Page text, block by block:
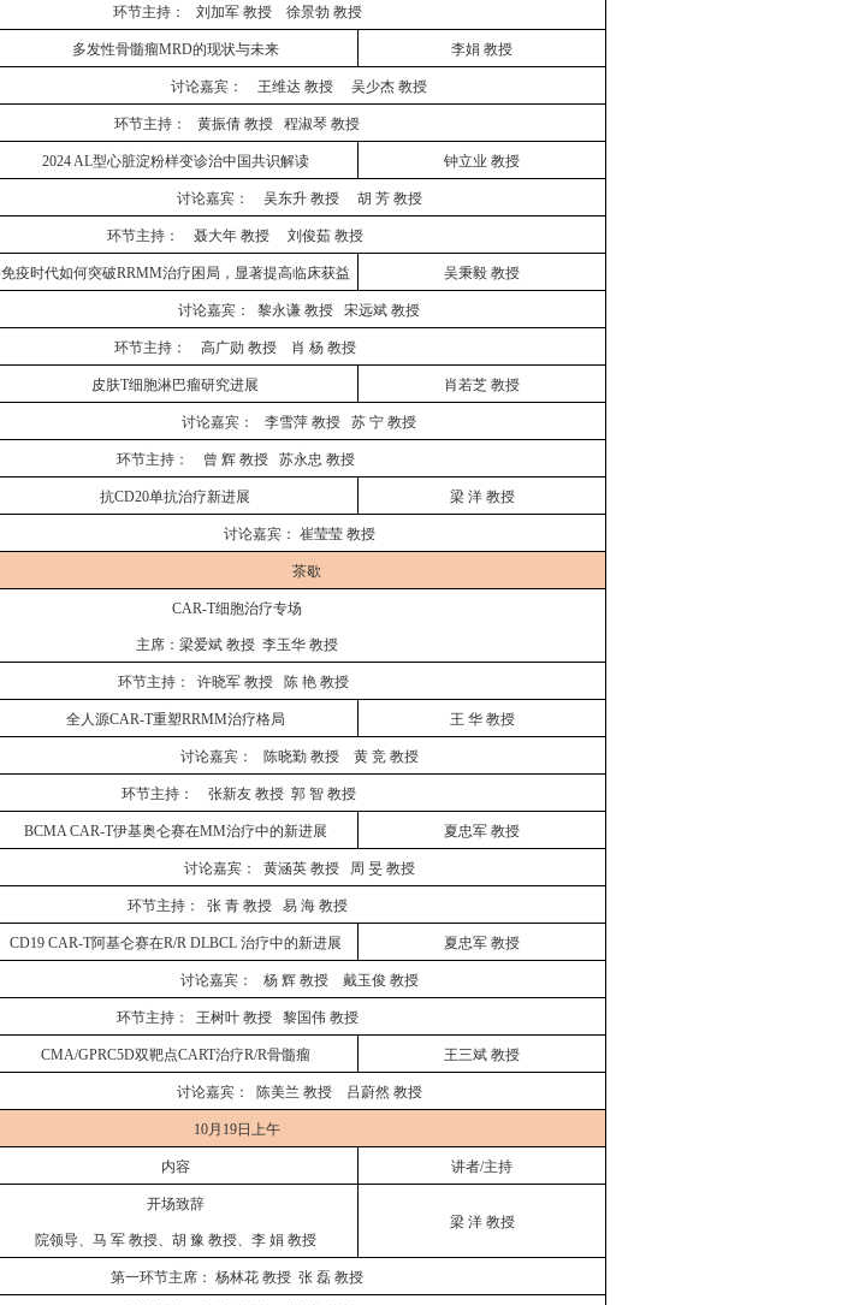
环节主持： 刘加军 教授 徐景勃 教授
多发性骨髓瘤MRD的现状与未来 李娟 教授
讨论嘉宾： 王维达 教授 吴少杰 教授
环节主持： 黄振倩 教授 程淑琴 教授
2024 AL型心脏淀粉样变诊治中国共识解读 钟立业 教授
讨论嘉宾： 吴东升 教授 胡 芳 教授
环节主持： 聂大年 教授 刘俊茹 教授
免疫时代如何突破RRMM治疗困局，显著提高临床获益 吴秉毅 教授
讨论嘉宾： 黎永谦 教授 宋远斌 教授
环节主持： 高广勋 教授 肖 杨 教授
皮肤T细胞淋巴瘤研究进展 肖若芝 教授
讨论嘉宾： 李雪萍 教授 苏 宁 教授
环节主持： 曾 辉 教授 苏永忠 教授
抗CD20单抗治疗新进展 梁 洋 教授
讨论嘉宾： 崔莹莹 教授
茶歇
CAR-T细胞治疗专场
主席：梁爱斌 教授 李玉华 教授
环节主持： 许晓军 教授 陈 艳 教授
全人源CAR-T重塑RRMM治疗格局 王 华 教授
讨论嘉宾： 陈晓勤 教授 黄 竞 教授
环节主持： 张新友 教授 郭 智 教授
BCMA CAR-T伊基奥仑赛在MM治疗中的新进展 夏忠军 教授
讨论嘉宾： 黄涵英 教授 周 旻 教授
环节主持： 张 青 教授 易 海 教授
CD19 CAR-T阿基仑赛在R/R DLBCL 治疗中的新进展 夏忠军 教授
讨论嘉宾： 杨 辉 教授 戴玉俊 教授
环节主持： 王树叶 教授 黎国伟 教授
CMA/GPRC5D双靶点CART治疗R/R骨髓瘤 王三斌 教授
讨论嘉宾： 陈美兰 教授 吕蔚然 教授
10月19日上午
内容 讲者/主持
开场致辞
院领导、 马 军 教授、 胡 豫 教授、李 娟 教授
梁 洋 教授
第一环节主席： 杨林花 教授 张 磊 教授